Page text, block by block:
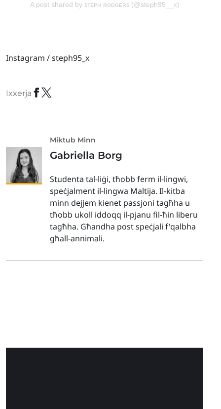
A post shared by ꜱᴛᴇᴘʜ ʀᴏᴅɢᴇʀꜱ (@steph95__x)
Instagram / steph95_x
Ixxerja
Miktub Minn
Gabriella Borg
Studenta tal-liġi, tħobb ferm il-lingwi,
speċjalment il-lingwa Maltija. Il-kitba
minn dejjem kienet passjoni tagħha u
tħobb ukoll iddoqq il-pjanu fil-ħin liberu
tagħha. Għandha post speċjali f'qalbha
għall-annimali.